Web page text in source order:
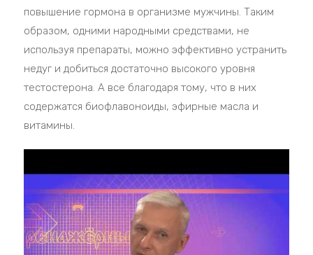
повышение гормона в организме мужчины. Таким
образом, одними народными средствами, не
используя препараты, можно эффективно устранить
недуг и добиться достаточно высокого уровня
тестостерона. А все благодаря тому, что в них
содержатся биофлавоноиды, эфирные масла и
витамины.